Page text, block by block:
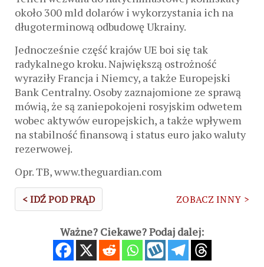
około 300 mld dolarów i wykorzystania ich na
długoterminową odbudowę Ukrainy.
Jednocześnie część krajów UE boi się tak
radykalnego kroku. Największą ostrożność
wyraziły Francja i Niemcy, a także Europejski
Bank Centralny. Osoby zaznajomione ze sprawą
mówią, że są zaniepokojeni rosyjskim odwetem
wobec aktywów europejskich, a także wpływem
na stabilność finansową i status euro jako waluty
rezerwowej.
Opr. TB, www.theguardian.com
< IDŹ POD PRĄD ZOBACZ INNY >
Ważne? Ciekawe? Podaj dalej: